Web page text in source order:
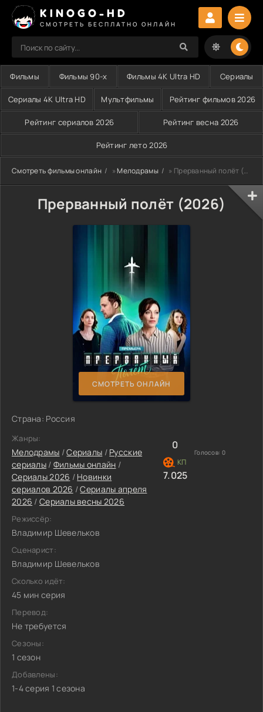
KINOGO-HD
СМОТРЕТЬ БЕСПЛАТНО ОНЛАЙН
Фильмы Фильмы 90-х Фильмы 4K Ultra HD Сериалы
Сериалы 4K Ultra HD Мультфильмы Рейтинг фильмов 2026
Рейтинг сериалов 2026 Рейтинг весна 2026
Рейтинг лето 2026
Смотреть фильмы онлайн »Мелодрамы » Прерванный полёт (2026)
Прерванный полёт (2026)
СМОТРЕТЬ ОНЛАЙН
Страна: Россия
Жанры:
Мелодрамы /Сериалы / Русские
сериалы/ Фильмы онлайн /
Сериалы 2026 / Новинки
сериалов 2026 /Сериалы апреля
2026 / Сериалы весны 2026
Режиссёр:
Bлaдимиp Шeвeлькoв
Сценарист:
Bлaдимиp Шeвeлькoв
Сколько идёт:
45 мин серия
Перевод:
Не требуется
Сезоны:
1 сезон
Добавлены:
1-4 серия 1 сезона
0
Голосов: 0
7.025